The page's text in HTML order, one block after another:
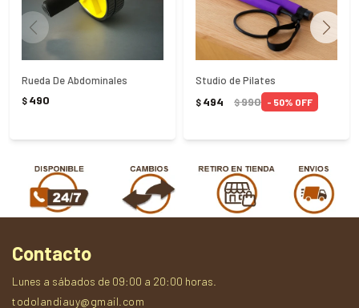
Rueda De Abdominales
$ 490
Studio de Pilates
$ 494 $990 50
Contacto
Lunes a sábados de 09:00 a 20:00 horas.
todolandiauy@gmail.com